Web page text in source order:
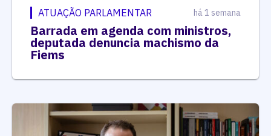
ATUAÇÃO PARLAMENTAR há 1 semana
Barrada em agenda com ministros,
deputada denuncia machismo da
Fiems